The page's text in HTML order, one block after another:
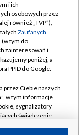
i ich
osobowych przez
również „TVP”),
Zaufanych
(w tym do
zainteresowań i
poniżej, a
PPID do Google.
przez Ciebie naszych
w tym informacje
sygnalizatory
świadczenie